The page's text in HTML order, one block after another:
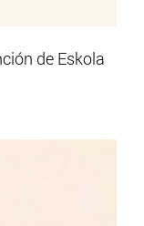
de Eskola